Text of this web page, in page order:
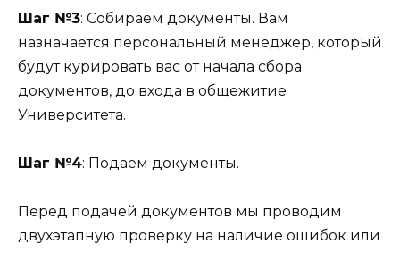
Шаг №3: Собираем документы. Вам
назначается персональный менеджер, который
будут курировать вас от начала сбора
документов, до входа в общежитие
Университета.
Шаг №4: Подаем документы.
Перед подачей документов мы проводим
двухэтапную проверку на наличие ошибок или